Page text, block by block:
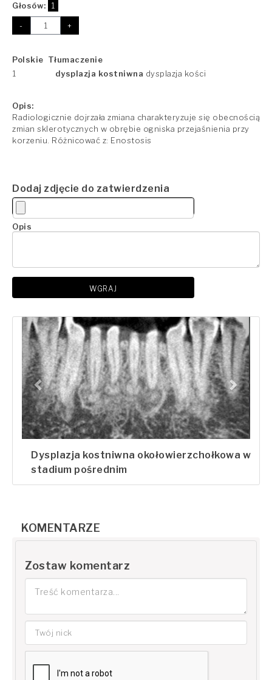
Głosów: 1
- +
Polskie Tłumaczenie
1
dysplazja kostniwna dysplazja kości
Opis:
Radiologicznie dojrzała zmiana charakteryzuje się obecnością
zmian sklerotycznych w obrębie ogniska przejaśnienia przy
korzeniu. Różnicować z: Enostosis
Dodaj zdjęcie do zatwierdzenia
Opis
WGRAJ
Dysplazja kostniwna okołowierzchołkowa w
stadium pośrednim
KOMENTARZE
Zostaw komentarz